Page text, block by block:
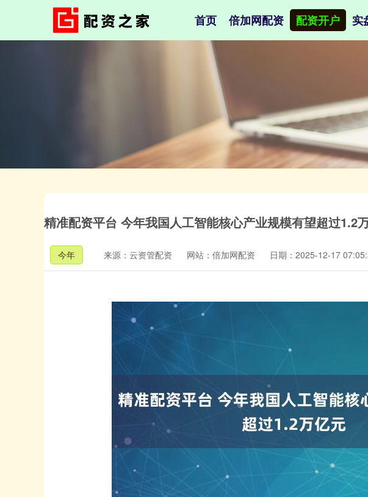
首页 倍加网配资 配资开户 实
精准配资平台 今年我国人工智能核心产业规模有望超过1.2
今年 来源：云资管配资 网站：倍加网配资 日期：2025-12-17